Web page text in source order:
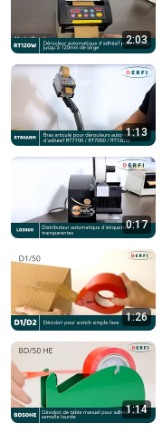
2:03
1:13
0:17
1:26
1:14